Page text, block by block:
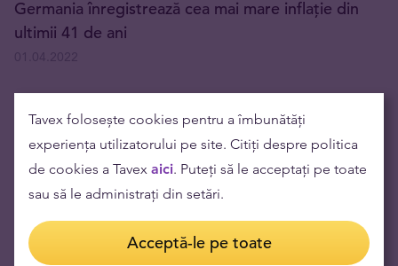
Germania înregistrează cea mai mare inflație din
ultimii 41 de ani
Tavex folosește cookies pentru a îmbunătăți
experiența utilizatorului pe site. Citiți despre politica
de cookies a Tavex aici. Puteți să le acceptați pe toate
sau să le administrați din setări.
Acceptă-le pe toate